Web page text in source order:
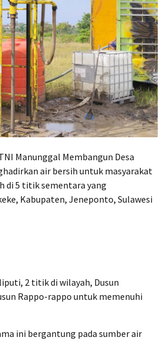
Manunggal Membangun Desa
air bersih untuk masyarakat
di 5 titik sementara yang
Kabupaten, Jeneponto, Sulawesi
2 titik di wilayah, Dusun
Rappo-rappo untuk memenuhi
ini bergantung pada sumber air